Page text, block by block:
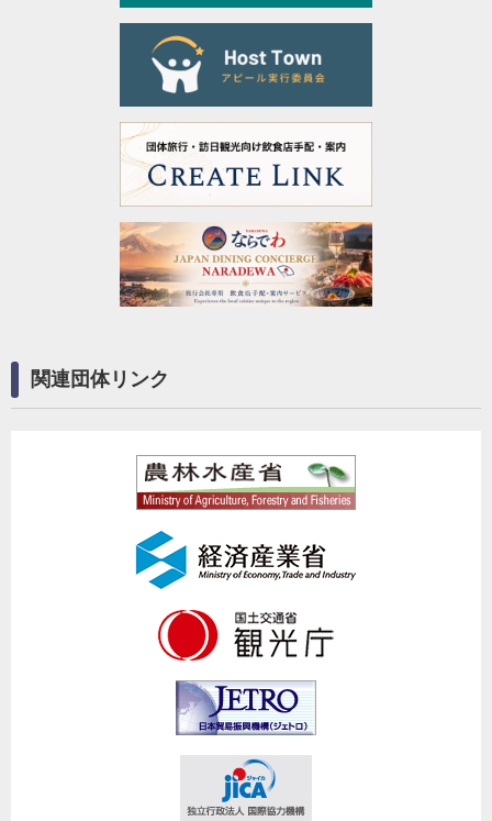
関連団体リンク